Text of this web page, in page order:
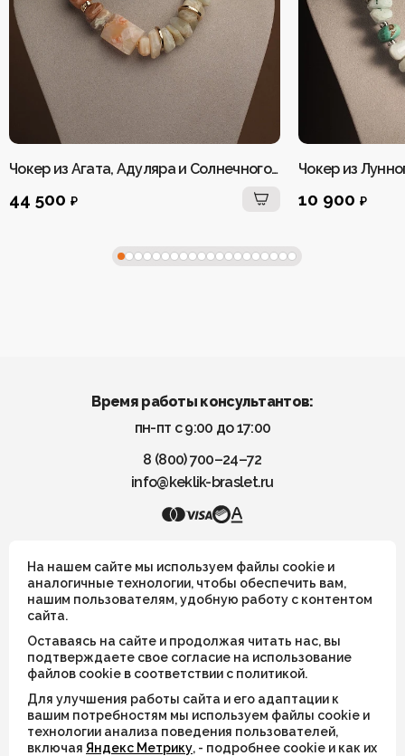
Чокер из Агата, Адуляра и Солнечного камня женский
44 500 ₽ 10 900 ₽
Время работы консультантов:
пн-пт с 9:00 до 17:00
8 (800) 700–24–72
info@keklik-braslet.ru
Все украшения носят символический смысл и не имеют
целительных или иных магических свойств
ИП Шахрай Светлана Михайловна
ИНН 263500194811
ОГРН 305263515900181
На нашем сайте мы используем файлы cookie и
аналогичные технологии, чтобы обеспечить вам,
нашим пользователям, удобную работу с контентом
сайта.
Оставаясь на сайте и продолжая читать нас, вы
подтверждаете свое согласие на использование
файлов cookie в соответствии с политикой.
Для улучшения работы сайта и его адаптации к
вашим потребностям мы используем файлы cookie и
технологии анализа поведения пользователей,
включая Яндекс Метрику, - подробнее cookie и как их